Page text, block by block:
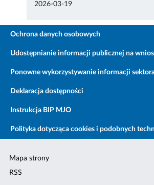
2026-03-19
Ochrona danych osobowych
Udostępnianie informacji publicznej na
Ponowne wykorzystywanie informacji
Deklaracja dostępności
Instrukcja BIP MJO
Polityka dotycząca cookies i podobnych
Mapa strony
RSS